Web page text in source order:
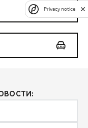
Privacy notice